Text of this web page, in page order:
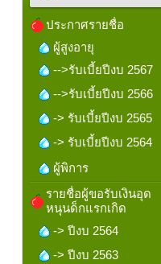
ประกาศรายชื่อ
ผู้สูงอายุ
-->รับเบี้ยปีงบ 2567
-->รับเบี้ยปีงบ 2566
-> รับเบี้ยปีงบ 2565
-> รับเบี้ยปีงบ 2564
ผู้พิการ
รายชื่อผู้ขอรับเงินอุด
หนุนด็กแรกเกิด
-> ปีงบ 2564
-> ปีงบ 2563